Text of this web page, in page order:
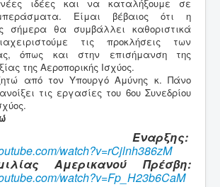
νέες ιδέες και να καταλήξουμε σε
Είμαι βέβαιος ότι η
σήμερα θα συμβάλλει καθοριστικά
τις προκλήσεις των
όπως και στην επισήμανση της
της Αεροπορικής Ισχύος.
από τον Υπουργό Αμύνης κ. Πάνο
τις εργασίες του 6ου Συνεδρίου
Εναρξης:
watch?v=rCjlnh386zM
Αμερικανού Πρέσβη:
watch?v=Fp_H23b6CaM